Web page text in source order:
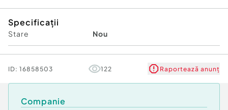
Specificații
Stare Nou
ID: 16858503 122 Raportează anunț
Companie